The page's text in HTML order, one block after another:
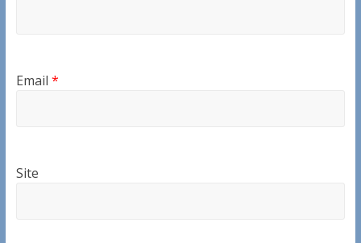
Email *
Site